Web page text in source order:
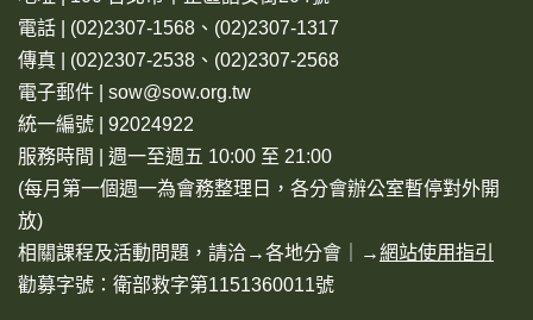
電話 | (02)2307-1568、(02)2307-1317
傳真 | (02)2307-2538、(02)2307-2568
電子郵件 | sow@sow.org.tw
統一編號 | 92024922
服務時間 | 週一至週五 10:00 至 21:00
(每月第一個週一為會務整理日，各分會辦公室暫停對外開
放)
相關課程及活動問題，請洽→各地分會 ｜→網站使用指引
勸募字號：衛部救字第1151360011號